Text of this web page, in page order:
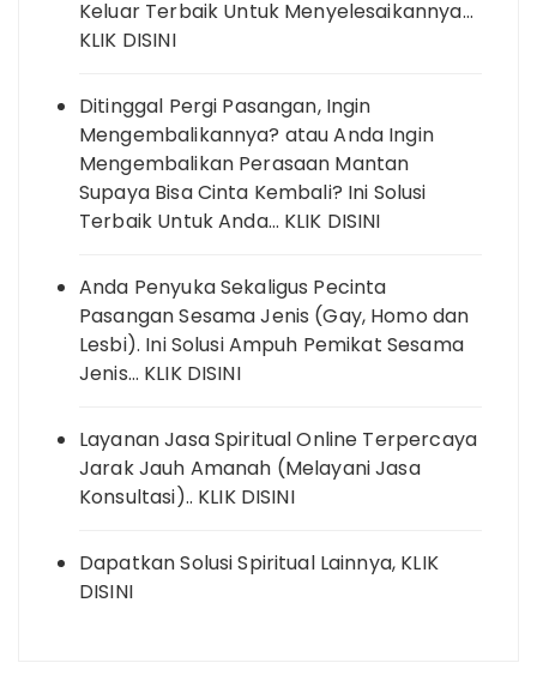
Keluar Terbaik Untuk Menyelesaikannya…
KLIK DISINI
Ditinggal Pergi Pasangan, Ingin
Mengembalikannya? atau Anda Ingin
Mengembalikan Perasaan Mantan
Supaya Bisa Cinta Kembali? Ini Solusi
Terbaik Untuk Anda… KLIK DISINI
Anda Penyuka Sekaligus Pecinta
Pasangan Sesama Jenis (Gay, Homo dan
Lesbi). Ini Solusi Ampuh Pemikat Sesama
Jenis… KLIK DISINI
Layanan Jasa Spiritual Online Terpercaya
Jarak Jauh Amanah (Melayani Jasa
Konsultasi).. KLIK DISINI
Dapatkan Solusi Spiritual Lainnya, KLIK
DISINI